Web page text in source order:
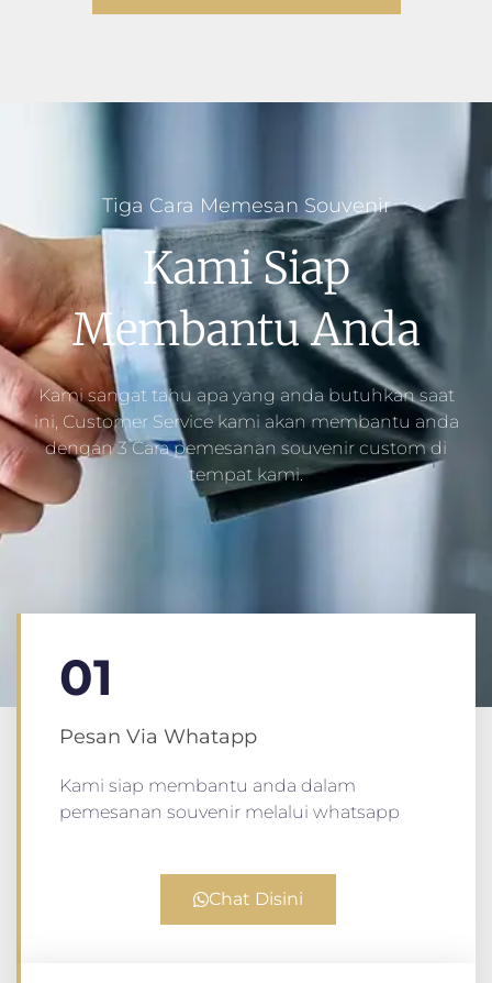
Tiga Cara Memesan Souvenir
Kami Siap
Membantu Anda
Kami sangat tahu apa yang anda butuhkan saat
ini, Customer Service kami akan membantu anda
dengan 3 Cara pemesanan souvenir custom di
tempat kami.
01
Pesan Via Whatapp
Kami siap membantu anda dalam
pemesanan souvenir melalui whatsapp
Chat Disini